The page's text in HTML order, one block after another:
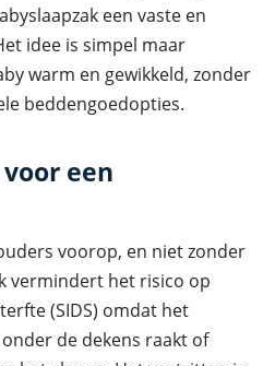
een vaste en
idee is simpel maar
warm en gewikkeld, zonder
beddengoedopties.
een
voorop, en niet zonder
vermindert het risico op
(SIDS) omdat het
de dekens raakt of